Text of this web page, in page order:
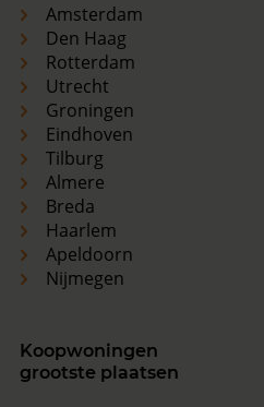
Amsterdam
Den Haag
Rotterdam
Utrecht
Groningen
Eindhoven
Tilburg
Almere
Breda
Haarlem
Apeldoorn
Nijmegen
Koopwoningen
grootste plaatsen